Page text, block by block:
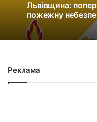
Львівщина:
пожежну
Реклама